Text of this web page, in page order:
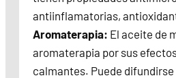
antiinflamatorias,
Aromaterapia: El aceite de
aromaterapia por sus
calmantes. Puede difundirse